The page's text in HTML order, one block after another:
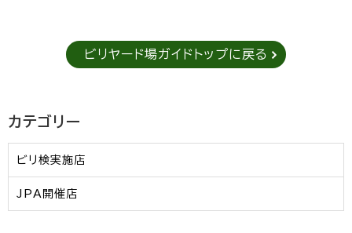
ビリヤード場ガイドトップに戻る
カテゴリー
ビリ検実施店
JPA開催店